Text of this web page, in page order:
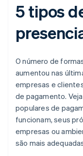
5 tipos
O número de
aumentou nas
empresas e
de pagamento.
populares de
funcionam, seus
empresas ou
são mais